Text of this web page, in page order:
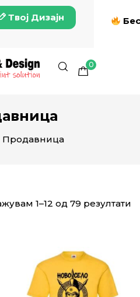
Твој Дизајн
0
Продавница
1–12 од 79 резултати